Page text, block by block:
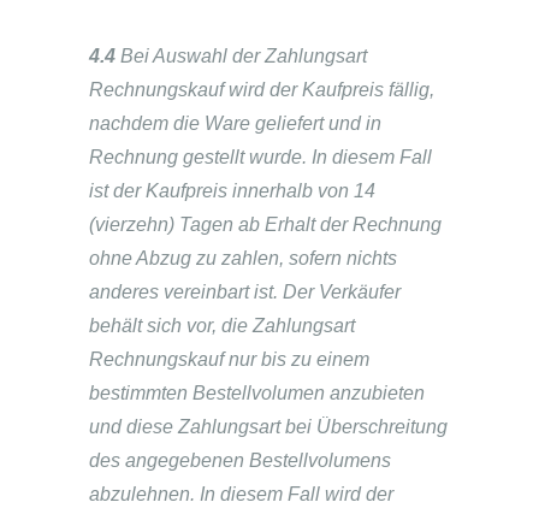
4.4 Bei Auswahl der Zahlungsart
Rechnungskauf wird der Kaufpreis fällig,
nachdem die Ware geliefert und in
Rechnung gestellt wurde. In diesem Fall
ist der Kaufpreis innerhalb von 14
(vierzehn) Tagen ab Erhalt der Rechnung
ohne Abzug zu zahlen, sofern nichts
anderes vereinbart ist. Der Verkäufer
behält sich vor, die Zahlungsart
Rechnungskauf nur bis zu einem
bestimmten Bestellvolumen anzubieten
und diese Zahlungsart bei Überschreitung
des angegebenen Bestellvolumens
abzulehnen. In diesem Fall wird der